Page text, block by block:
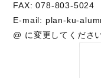
FAX: 078-803-5024
E-mail: plan-ku-
@ に変更してください